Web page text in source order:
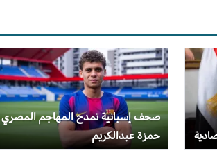
صحف إسبانية تمدح المهاجم المصري
حمزة عبدالكريم